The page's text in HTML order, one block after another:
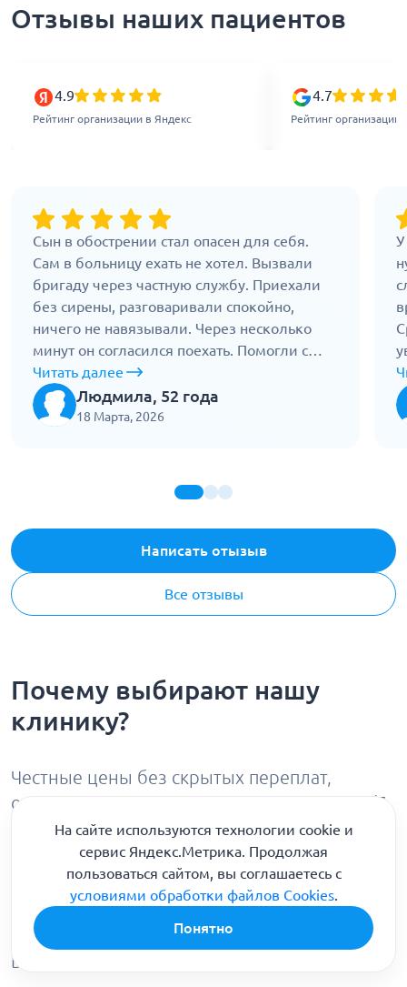
Отзывы наших пациентов
4.9
Рейтинг организации в Яндекс
4.7
Рейтинг организации
Сын в обострении стал опасен для себя.
Сам в больницу ехать не хотел. Вызвали
бригаду через частную службу. Приехали
без сирены, разговаривали спокойно,
ничего не навязывали. Через несколько
минут он согласился поехать. Помогли с
одеждой, вывели без сцены. В дороге врач
оставался рядом и разговаривал с ним. Все
сделали спокойно и без шума, за это
Читать далее
Людмила, 52 года
18 Марта, 2026
У
Написать отызыв
Все отзывы
Почему выбирают нашу
клинику?
Честные цены без скрытых переплат,
опытные врачи и оперативная помощь 24/7
✅ Строгая анонимность и уважение к
каждому пациенту
8 (800) 301-90-04
🚑 Круглосуточный выезд бригады в
Балашихе
На сайте используются технологии cookie и
сервис Яндекс.Метрика. Продолжая
пользоваться сайтом, вы соглашаетесь с
условиями обработки файлов Cookies.
Понятно